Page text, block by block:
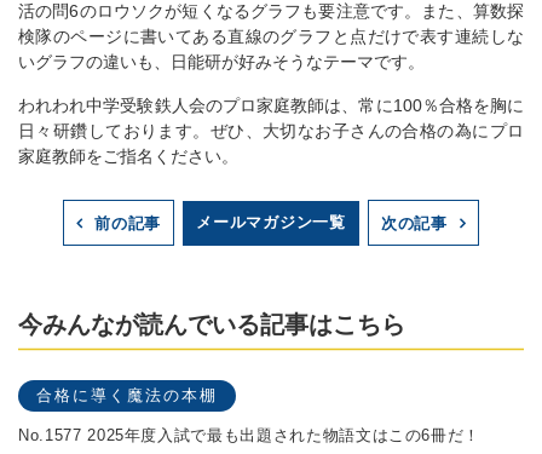
活の問6のロウソクが短くなるグラフも要注意です。また、算数探
検隊のページに書いてある直線のグラフと点だけで表す連続しな
いグラフの違いも、日能研が好みそうなテーマです。
われわれ中学受験鉄人会のプロ家庭教師は、常に100％合格を胸に
日々研鑽しております。ぜひ、大切なお子さんの合格の為にプロ
家庭教師をご指名ください。
前の記事 メールマガジン一覧 次の記事
今みんなが読んでいる記事はこちら
合格に導く魔法の本棚
No.1577 2025年度入試で最も出題された物語文はこの6冊だ！